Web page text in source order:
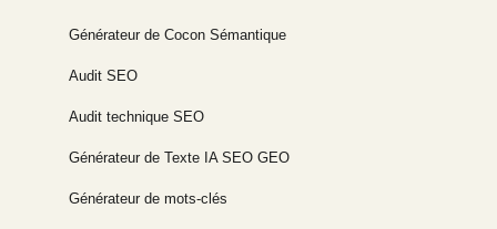
Générateur de Cocon Sémantique
Audit SEO
Audit technique SEO
Générateur de Texte IA SEO GEO
Générateur de mots-clés